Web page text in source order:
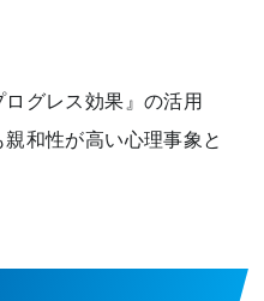
グレス効果』の活用
和性が高い心理事象と